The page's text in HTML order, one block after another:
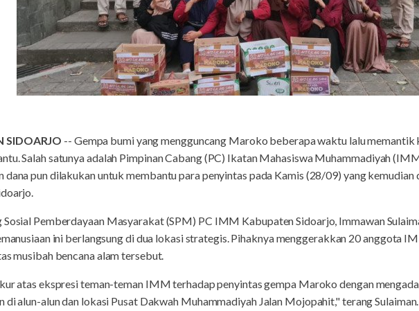
SIDOARJO -- Gempa bumi yang mengguncang Maroko beberapa waktu lalu
Salah satunya adalah Pimpinan Cabang (PC) Ikatan Mahasiswa Muhammadiyah
dana pun dilakukan untuk membantu para penyintas pada Kamis (28/09) yang kemudian
Sosial Pemberdayaan Masyarakat (SPM) PC IMM Kabupaten Sidoarjo, Immawan
ini berlangsung di dua lokasi strategis. Pihaknya menggerakkan 20 anggota
musibah bencana alam tersebut.
atas ekspresi teman-teman IMM terhadap penyintas gempa Maroko dengan
di alun-alun dan lokasi Pusat Dakwah Muhammadiyah Jalan Mojopahit," terang Sulaiman.